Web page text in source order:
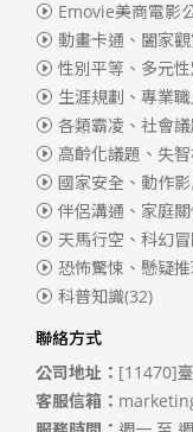
Emovie美商電影公播
動畫卡通、闔家
性別平等、多元性
生涯規劃、專業職
各類霸凌、社會
高齡化議題、失
國家安全、動作影
伴侶溝通、家庭
天馬行空、科幻
恐怖驚悚、懸疑
科普知識(32)
聯絡方式
公司地址： [11470]
客服信箱：